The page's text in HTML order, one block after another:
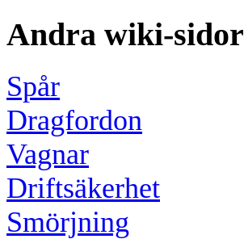
Andra wiki-sidor
Spår
Dragfordon
Vagnar
Driftsäkerhet
Smörjning